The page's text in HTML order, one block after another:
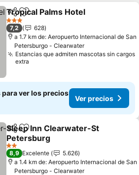
Compartir
Añadir a favoritos
Tropical Palms Hotel
3 Estrellas
7,2
628
a 1.7 km de: Aeropuerto Internacional de San
Petersburgo - Clearwater
Estancias que admiten mascotas sin cargos
extra
para ver los precios
Ver precios
CompartirAñadir a favoritos
Sleep Inn Clearwater-St
Petersburg
2 Estrellas
8,9 Excelente
5.626
a 1.4 km de: Aeropuerto Internacional de San
Petersburgo - Clearwater